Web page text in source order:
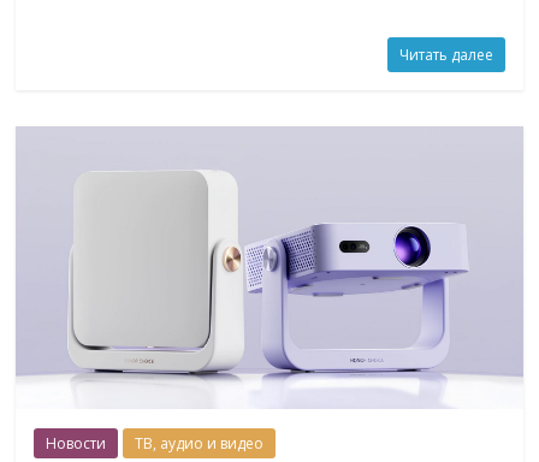
Читать далее
Новости ТВ, аудио и видео